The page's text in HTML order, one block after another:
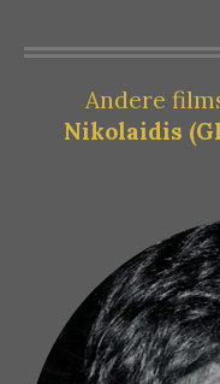
Andere
Nikolaidis